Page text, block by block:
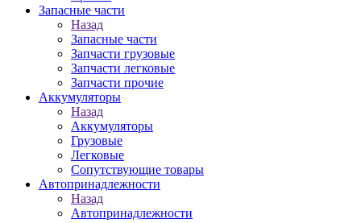
Запасные части
Назад
Запасные части
Запчасти грузовые
Запчасти легковые
Запчасти прочие
Аккумуляторы
Назад
Аккумуляторы
Грузовые
Легковые
Сопутствующие товары
Автопринадлежности
Назад
Автопринадлежности